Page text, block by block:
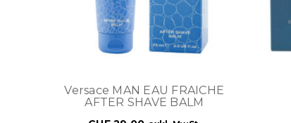
Versace MAN EAU FRAICHE
AFTER SHAVE BALM